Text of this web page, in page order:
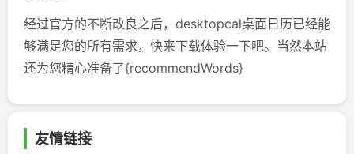
经过官方的不断改良之后，desktopcal桌面日历已经能
够满足您的所有需求，快来下载体验一下吧。当然本站
还为您精心准备了{recommendWords}
友情链接